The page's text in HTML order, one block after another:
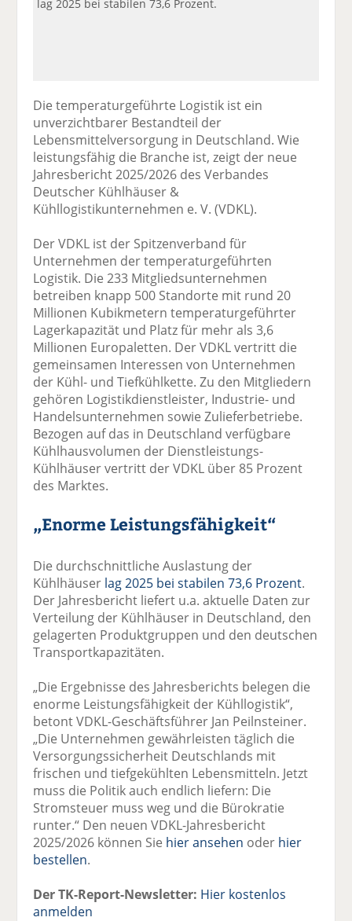
lag 2025 bei stabilen 73,6 Prozent.
Die temperaturgeführte Logistik ist ein
unverzichtbarer Bestandteil der
Lebensmittelversorgung in Deutschland. Wie
leistungsfähig die Branche ist, zeigt der neue
Jahresbericht 2025/2026 des Verbandes
Deutscher Kühlhäuser &
Kühllogistikunternehmen e. V. (VDKL).
Der VDKL ist der Spitzenverband für
Unternehmen der temperaturgeführten
Logistik. Die 233 Mitgliedsunternehmen
betreiben knapp 500 Standorte mit rund 20
Millionen Kubikmetern temperaturgeführter
Lagerkapazität und Platz für mehr als 3,6
Millionen Europaletten. Der VDKL vertritt die
gemeinsamen Interessen von Unternehmen
der Kühl- und Tiefkühlkette. Zu den Mitgliedern
gehören Logistikdienstleister, Industrie- und
Handelsunternehmen sowie Zulieferbetriebe.
Bezogen auf das in Deutschland verfügbare
Kühlhausvolumen der Dienstleistungs-
Kühlhäuser vertritt der VDKL über 85 Prozent
des Marktes.
„Enorme Leistungsfähigkeit“
Die durchschnittliche Auslastung der
Kühlhäuser lag 2025 bei stabilen 73,6 Prozent.
Der Jahresbericht liefert u.a. aktuelle Daten zur
Verteilung der Kühlhäuser in Deutschland, den
gelagerten Produktgruppen und den deutschen
Transportkapazitäten.
„Die Ergebnisse des Jahresberichts belegen die
enorme Leistungsfähigkeit der Kühllogistik“,
betont VDKL-Geschäftsführer Jan Peilnsteiner.
„Die Unternehmen gewährleisten täglich die
Versorgungssicherheit Deutschlands mit
frischen und tiefgekühlten Lebensmitteln. Jetzt
muss die Politik auch endlich liefern: Die
Stromsteuer muss weg und die Bürokratie
runter.“ Den neuen VDKL-Jahresbericht
2025/2026 können Sie hier ansehen oder hier
bestellen.
Der TK-Report-Newsletter: Hier kostenlos
anmelden